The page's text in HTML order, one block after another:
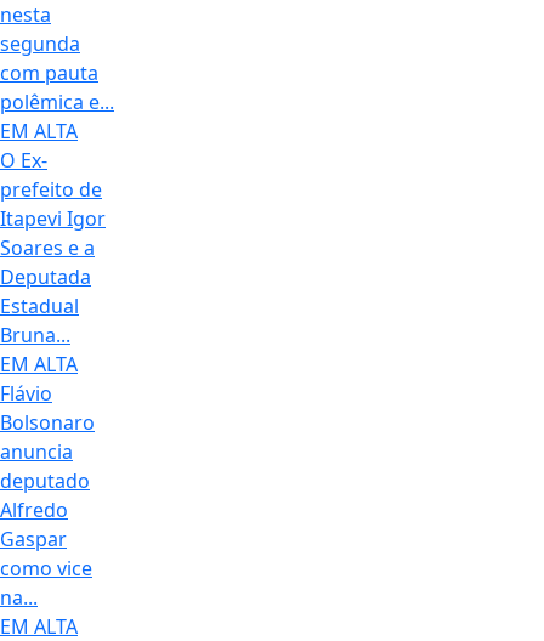
nesta
segunda
com pauta
polêmica e...
EM ALTA
O Ex-
prefeito de
Itapevi Igor
Soares e a
Deputada
Estadual
Bruna...
EM ALTA
Flávio
Bolsonaro
anuncia
deputado
Alfredo
Gaspar
como vice
na...
EM ALTA